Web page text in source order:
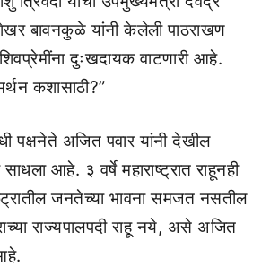
बावनकुळे यांनी केलेली पाठराखण
दुःखदायक वाटणारी आहे.
कशासाठी?”
पक्षनेते अजित पवार यांनी देखील
साधला आहे. ३ वर्षे महाराष्ट्रात राहूनही
जनतेच्या भावना समजत नसतील
राज्यपालपदी राहू नये, असे अजित